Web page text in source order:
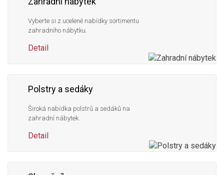
Vyberte si z ucelené nabídky sortimentu
zahradního nábytku.
Detail
Polstry a sedáky
Široká nabídka polstrů a sedáků na
zahradní nábytek.
Detail